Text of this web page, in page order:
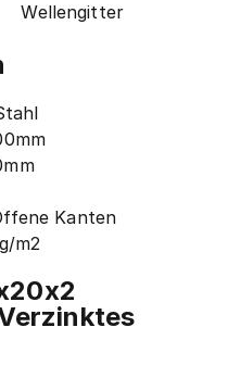
Wellengitter
Kanten
m2